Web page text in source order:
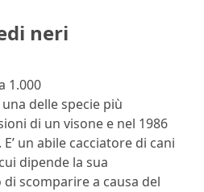
neri
1.000
delle specie più
di un visone e nel 1986
un abile cacciatore di cani
dipende la sua
scomparire a causa del